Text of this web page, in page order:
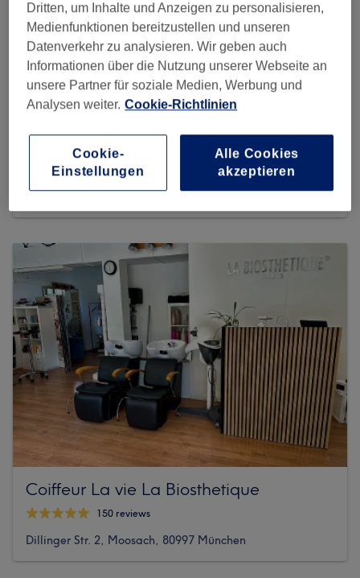
Beauty World Meile Moosach
733 reviews
Coiffeur La vie La Biosthetique
150 reviews
Dillinger Str. 2, Moosach, 80997 München
Dritten, um Inhalte und Anzeigen zu personalisieren,
Medienfunktionen bereitzustellen und unseren
Datenverkehr zu analysieren. Wir geben auch
Informationen über die Nutzung unserer Webseite an
unsere Partner für soziale Medien, Werbung und
Analysen weiter. Cookie-Richtlinien
Cookie-
Einstellungen
Alle Cookies
akzeptieren